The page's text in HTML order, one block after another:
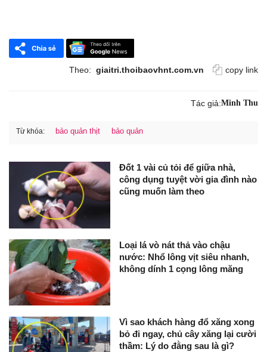
Theo: giaitri.thoibaovhnt.com.vn copy link
Tác giả:Minh Thu
Từ khóa: bảo quản thịt bảo quản
Đốt 1 vài củ tỏi để giữa nhà,
công dụng tuyệt vời gia đình nào
cũng muốn làm theo
Loại lá vò nát thả vào chậu
nước: Nhổ lông vịt siêu nhanh,
không dính 1 cọng lông măng
Vì sao khách hàng đổ xăng xong
bỏ đi ngay, chủ cây xăng lại cười
thầm: Lý do đằng sau là gì?